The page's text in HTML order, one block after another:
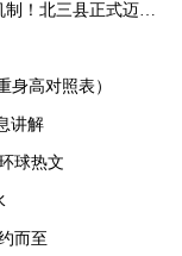
迈入“北京管理”时代！
身高对照表）
讲解
球热文
而至